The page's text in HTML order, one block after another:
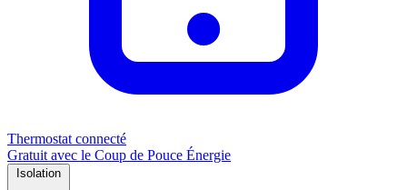
Thermostat connecté
Gratuit avec le Coup de Pouce Énergie